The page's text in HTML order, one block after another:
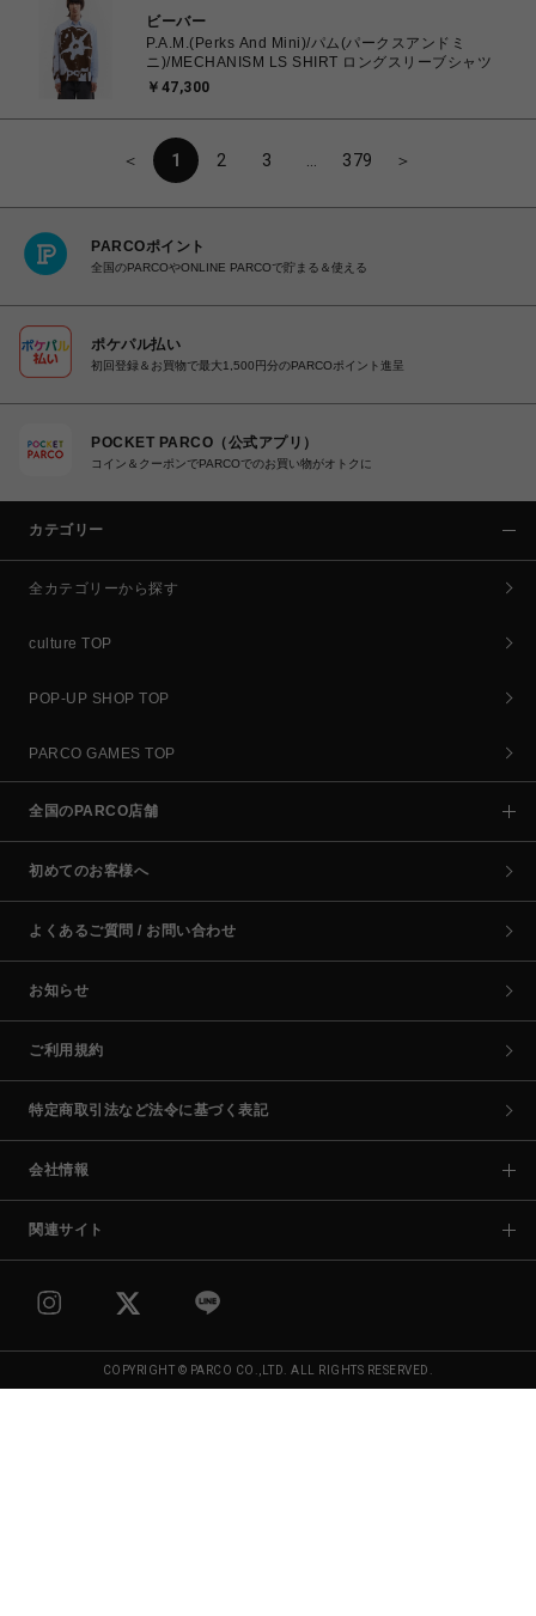
ビーバー
P.A.M.(Perks And Mini)/パム(パークスアンドミ
ニ)/MECHANISM LS SHIRT ロングスリーブシャツ
￥47,300
＜ 1 2 3 379 ＞
PARCOポイント
全国のPARCOやONLINE PARCOで貯まる＆使える
ポケパル払い
初回登録＆お買物で最大1,500円分のPARCOポイント進呈
POCKET PARCO（公式アプリ）
コイン＆クーポンでPARCOでのお買い物がオトクに
カテゴリー
全カテゴリーから探す
culture TOP
POP-UP SHOP TOP
PARCO GAMES TOP
全国のPARCO店舗
初めてのお客様へ
よくあるご質問 / お問い合わせ
お知らせ
ご利用規約
特定商取引法など法令に基づく表記
会社情報
関連サイト
COPYRIGHT © PARCO CO.,LTD. ALL RIGHTS RESERVED.